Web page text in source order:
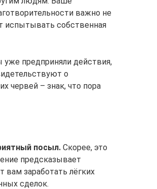
важно не
испытывать собственная
уже предприняли действия,
о
червей – знак, что пора
посыл. Скорее, это
предсказывает
вам заработать лёгких
сделок.